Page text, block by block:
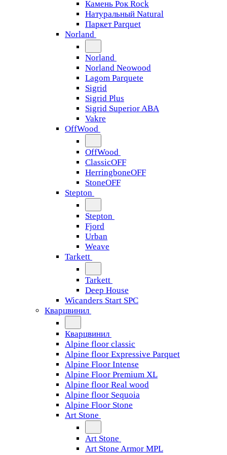
Камень Рок Rock
Натуральный Natural
Паркет Parquet
Norland
Norland
Norland Neowood
Lagom Parquete
Sigrid
Sigrid Plus
Sigrid Superior ABA
Vakre
OffWood
OffWood
ClassicOFF
HerringboneOFF
StoneOFF
Stepton
Stepton
Fjord
Urban
Weave
Tarkett
Tarkett
Deep House
Wicanders Start SPC
Кварцвинил
Кварцвинил
Alpine floor classic
Alpine floor Expressive Parquet
Alpine Floor Intense
Alpine Floor Premium XL
Alpine floor Real wood
Alpine floor Sequoia
Alpine Floor Stone
Art Stone
Art Stone
Art Stone Armor MPL